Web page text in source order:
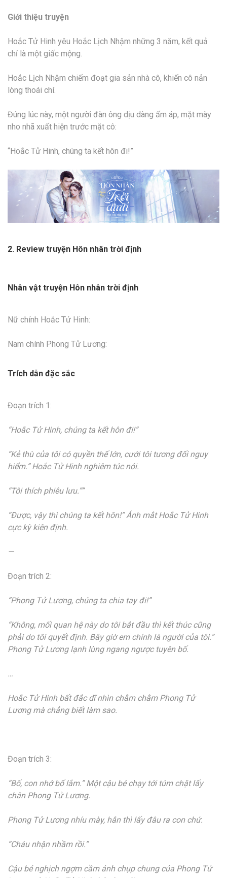
Giới thiệu truyện
Hoắc Tử Hinh yêu Hoắc Lịch Nhậm những 3 năm, kết quả
chỉ là một giấc mộng.
Hoắc Lịch Nhậm chiếm đoạt gia sản nhà cô, khiến cô nản
lòng thoái chí.
Đúng lúc này, một người đàn ông dịu dàng ấm áp, mặt mày
nho nhã xuất hiện trước mặt cô:
“Hoắc Tử Hinh, chúng ta kết hôn đi!”
2. Review truyện Hôn nhân trời định
Nhân vật truyện Hôn nhân trời định
Nữ chính Hoắc Tử Hinh:
Nam chính Phong Tử Lương:
Trích dẫn đặc sắc
Đoạn trích 1:
“Hoắc Tử Hinh, chúng ta kết hôn đi!”
“Kẻ thù của tôi có quyền thế lớn, cưới tôi tương đối nguy
hiểm.” Hoắc Tử Hinh nghiêm túc nói.
“Tôi thích phiêu lưu.””
“Được, vậy thì chúng ta kết hôn!” Ánh mắt Hoắc Tử Hinh
cực kỳ kiên định.
—
Đoạn trích 2:
“Phong Tử Lương, chúng ta chia tay đi!”
“Không, mối quan hệ này do tôi bắt đầu thì kết thúc cũng
phải do tôi quyết định. Bây giờ em chính là người của tôi.”
Phong Tử Lương lạnh lùng ngang ngược tuyên bố.
…
Hoắc Tử Hinh bất đắc dĩ nhìn chằm chằm Phong Tử
Lương mà chẳng biết làm sao.
Đoạn trích 3:
“Bố, con nhớ bố lắm.” Một cậu bé chạy tới túm chặt lấy
chân Phong Tử Lương.
Phong Tử Lương nhíu mày, hắn thì lấy đâu ra con chứ.
“Cháu nhận nhầm rồi.”
Cậu bé nghịch ngợm cầm ảnh chụp chung của Phong Tử